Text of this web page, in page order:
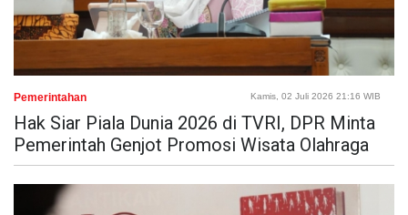
Pemerintahan Kamis, 02 Juli 2026 21:16 WIB
Hak Siar Piala Dunia 2026 di TVRI, DPR Minta
Pemerintah Genjot Promosi Wisata Olahraga